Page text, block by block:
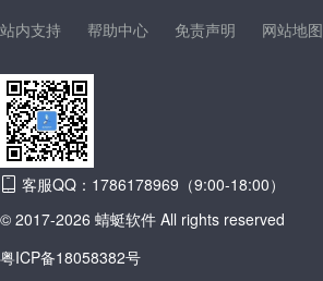
站内支持 帮助中心 免责声明 网站地图
客服QQ：1786178969（9:00-18:00）
© 2017-2026 蜻蜓软件 All rights reserved
粤ICP备18058382号